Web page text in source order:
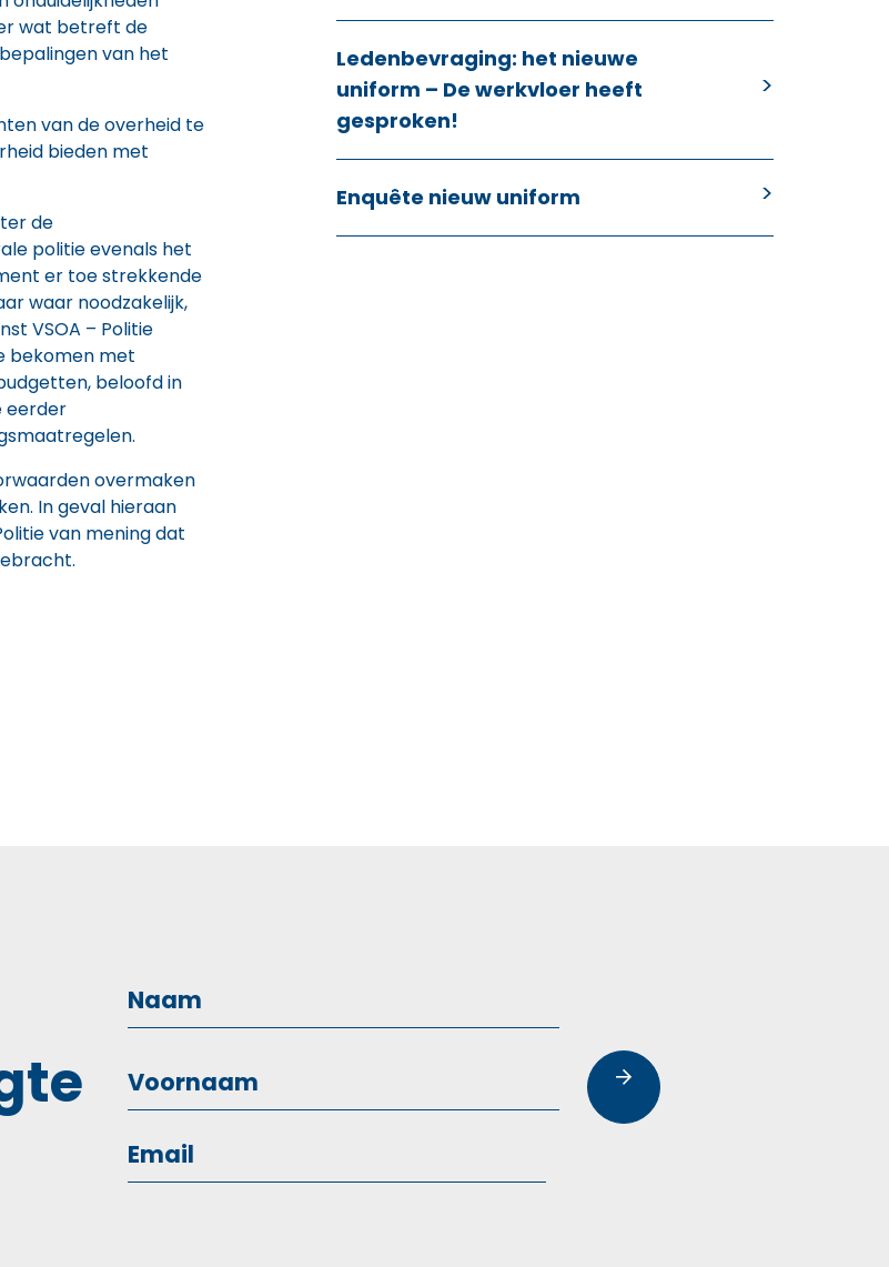
wat betreft de
van het
van de overheid te
bieden met
de
politie evenals het
er toe strekkende
waar noodzakelijk,
VSOA – Politie
bekomen met
beloofd in
eerder
overmaken
In geval hieraan
van mening dat
Ledenbevraging: het nieuwe
uniform – De werkvloer heeft
gesproken!
Enquête nieuw uniform